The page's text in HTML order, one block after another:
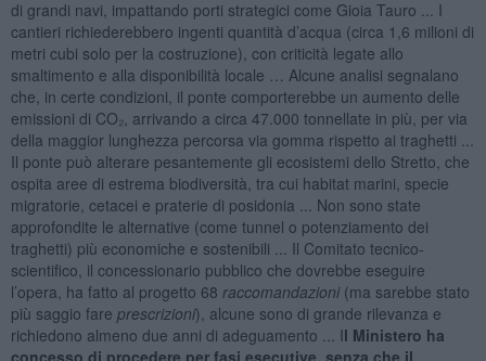
di grandi navi, impattando porti strategici come Gioia Tauro ... I
cantieri richiederebbero ingenti quantità d’acqua (circa 1,6 milioni di
metri cubi solo per la costruzione), con criticità legate allo
smaltimento e alla disponibilità locale … Alcune analisi segnalano
che, in certe condizioni, il ponte comporterebbe un aumento delle
emissioni di CO₂, arrivando a circa 47.000 tonnellate in più, per via
della maggior lunghezza percorsa via gomma rispetto ai traghetti ...
Il ponte può alterare pesantemente gli ecosistemi dello Stretto, che
ospita aree di estrema biodiversità, tra cui habitat marini, specie
migratorie, cetacei e praterie di posidonia ... Non sono state
approfondite le alternative (come tunnel o potenziamento dei
traghetti) più economiche e sostenibili ... Il Comitato tecnico-
scientifico, il concessionario pubblico che dovrebbe eseguire
l’opera, ha fatto al progetto 68 raccomandazioni(ma sarebbe stato
più saggio fare prescrizioni), alcune sono di grande rilevanza e
richiedono almeno due anni di adeguamento ... Il Ministero ha
concesso di procedere per fasi esecutive, senza che il